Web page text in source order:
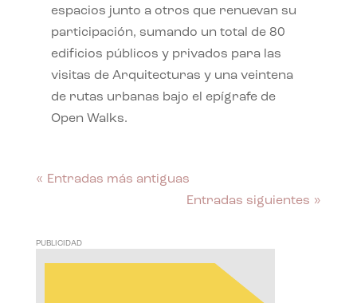
espacios junto a otros que renuevan su
participación, sumando un total de 80
edificios públicos y privados para las
visitas de Arquitecturas y una veintena
de rutas urbanas bajo el epígrafe de
Open Walks.
« Entradas más antiguas
Entradas siguientes »
PUBLICIDAD